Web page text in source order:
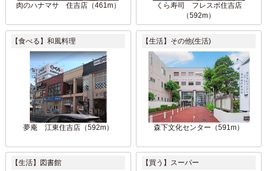
肉のハナマサ 住吉店（461m）
くら寿司 フレスポ住吉店
（592m）
【食べる】和風料理
夢庵 江東住吉店（592m）
【生活】その他(生活)
森下文化センター（591m）
【生活】図書館 【買う】スーパー